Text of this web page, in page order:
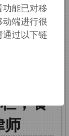
开律师与
英文版：
，餐
师
能已对移
端进行很
过以下链